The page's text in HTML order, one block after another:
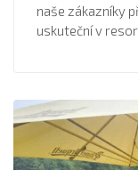
naše zákazníky
uskuteční v